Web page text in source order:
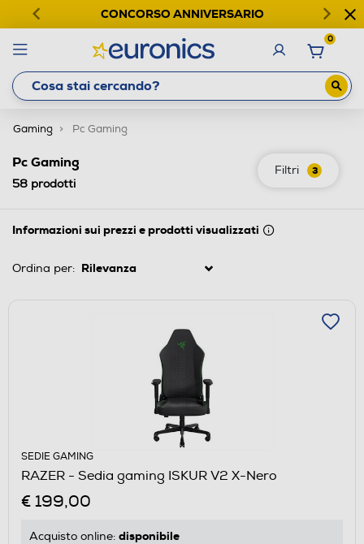
CONCORSO ANNIVERSARIO
0
Gaming Pc Gaming
Filtri 3
Pc Gaming
58 prodotti
Informazioni sui prezzi e prodotti visualizzati
Ordina per:
SEDIE GAMING
RAZER - Sedia gaming ISKUR V2 X-Nero
€ 199,00
Acquisto online: disponibile